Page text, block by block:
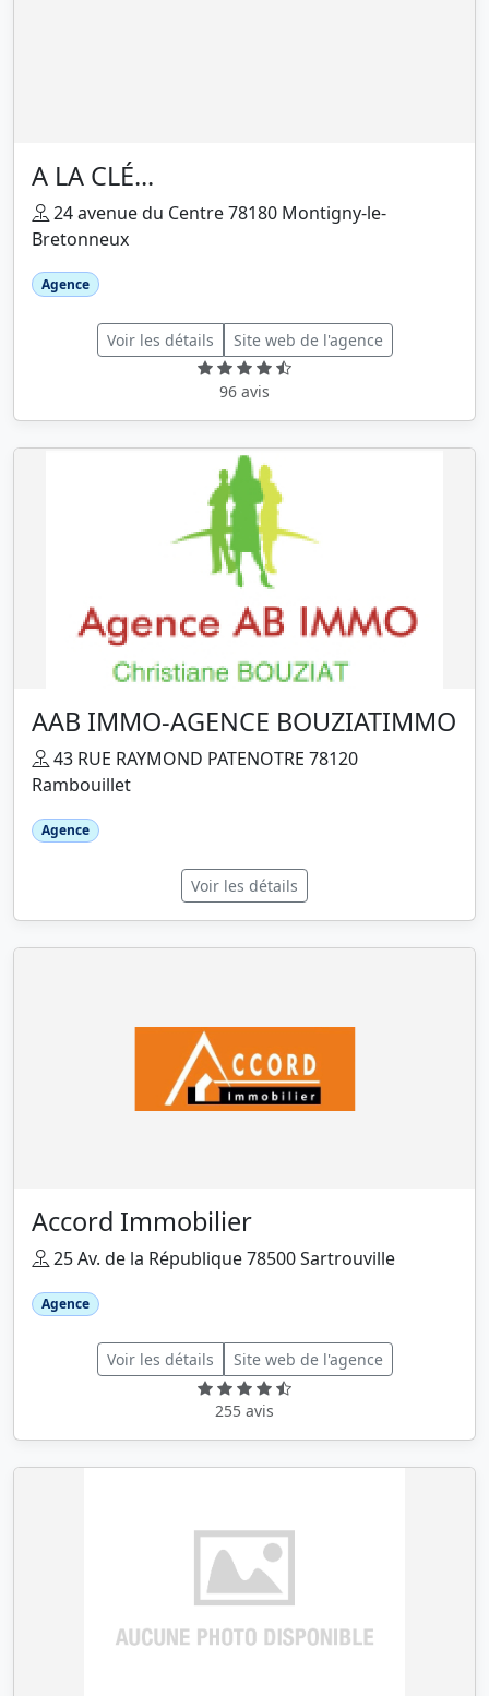
A LA CLÉ...
24 avenue du Centre 78180 Montigny-le-
Bretonneux
Agence
Voir les détails Site web de l'agence
96 avis
AAB IMMO-AGENCE BOUZIATIMMO
43 RUE RAYMOND PATENOTRE 78120
Rambouillet
Agence
Voir les détails
Accord Immobilier
25 Av. de la République 78500 Sartrouville
Agence
Voir les détails Site web de l'agence
255 avis